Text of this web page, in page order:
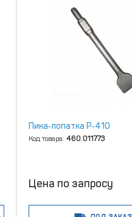
Пика‑лопатка P‑410
Код товара:460.011773
Цена по запросу